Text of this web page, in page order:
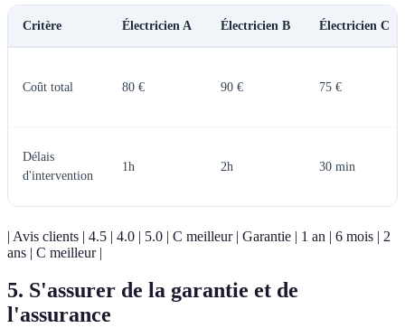
Critère Électricien A Électricien B Électricien C
Coût total 80 € 90 € 75 €
Délais
d'intervention
1h 2h 30 min
| Avis clients | 4.5 | 4.0 | 5.0 | C meilleur | Garantie | 1 an | 6 mois | 2
ans | C meilleur |
5. S'assurer de la garantie et de
l'assurance